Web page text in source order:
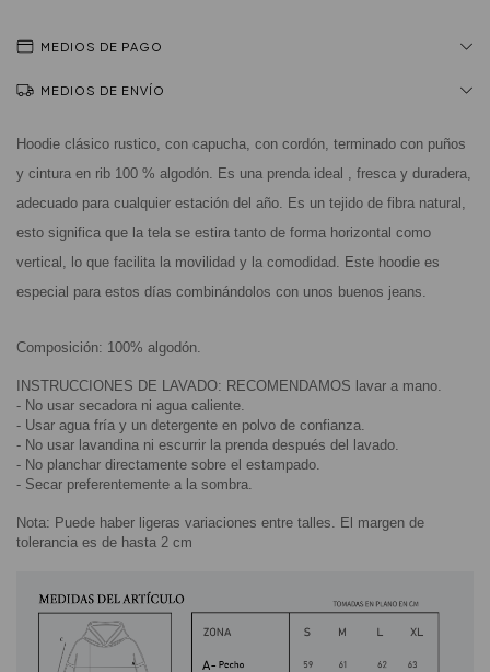
MEDIOS DE PAGO
MEDIOS DE ENVÍO
Hoodie clásico rustico, con capucha, con cordón, terminado con puños
y cintura en rib 100 % algodón. Es una prenda ideal , fresca y duradera,
adecuado para cualquier estación del año. Es un tejido de fibra natural,
esto significa que la tela se estira tanto de forma horizontal como
vertical, lo que facilita la movilidad y la comodidad. Este hoodie es
especial para estos días combinándolos con unos buenos jeans.
Composición: 100% algodón.
INSTRUCCIONES DE LAVADO: RECOMENDAMOS lavar a mano.
- No usar secadora ni agua caliente.
- Usar agua fría y un detergente en polvo de confianza.
- No usar lavandina ni escurrir la prenda después del lavado.
- No planchar directamente sobre el estampado.
- Secar preferentemente a la sombra.
Nota: Puede haber ligeras variaciones entre talles. El margen de
tolerancia es de hasta 2 cm